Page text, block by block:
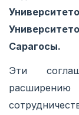
Сарагосы.
Эти